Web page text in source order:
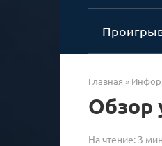
Главная »
Обзор
На чтение: 3 мин